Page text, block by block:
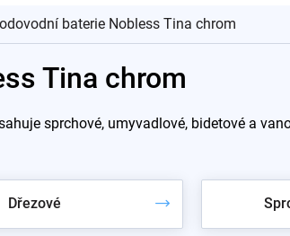
baterie Nobless Tina chrom
Tina chrom
sprchové, umyvadlové, bidetové a
Dřezové